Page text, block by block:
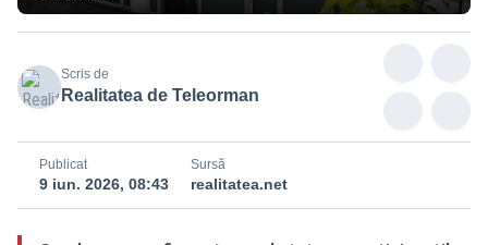
Scris de
Realitatea de Teleorman
Publicat
9 iun. 2026, 08:43
Sursă
realitatea.net